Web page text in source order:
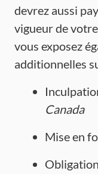
devrez aussi
vigueur de
vous exposez
additionnelles
Canada
Mise en